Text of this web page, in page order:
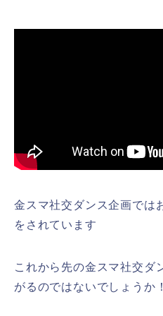
金スマ社交ダンス企画では
をされています
これから先の金スマ社交ダ
がるのではないでしょうか！